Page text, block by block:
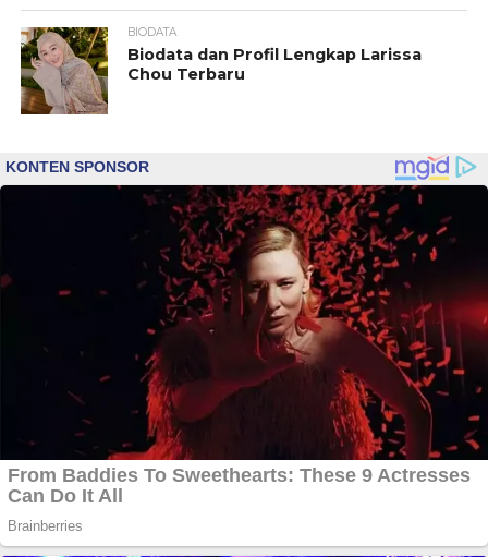
BIODATA
Biodata dan Profil Lengkap Larissa
Chou Terbaru